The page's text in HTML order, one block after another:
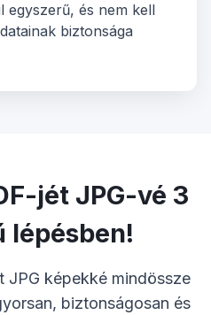
egyszerű, és nem kell
biztonsága
jét JPG-vé 3
lépésben!
JPG képekké mindössze
biztonságosan és